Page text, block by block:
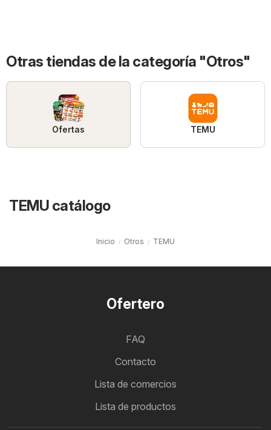
Otras tiendas de la categoría "Otros"
Ofertas TEMU
TEMU catálogo
Inicio Otros TEMU
Ofertero
FAQ
Contacto
Lista de comercios
Lista de productos